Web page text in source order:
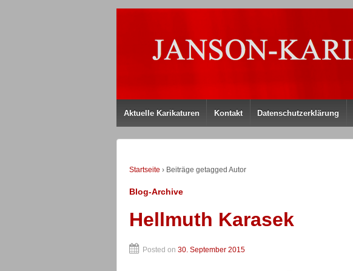
Aktuelle Karikaturen Kontakt Datenschutzerklärung
Startseite › Beiträge getagged Autor
Blog-Archive
Hellmuth Karasek
Posted on 30. September 2015